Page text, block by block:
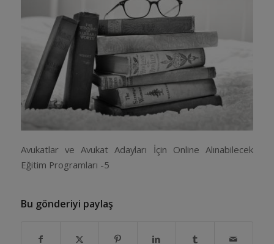
Avukatlar ve Avukat Adayları İçin Online Alınabilecek
Eğitim Programları -5
Bu gönderiyi paylaş